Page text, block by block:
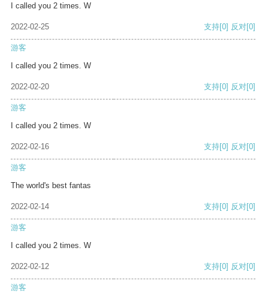
I called you 2 times. W
2022-02-25 支持[0] 反对[0]
游客
I called you 2 times. W
2022-02-20 支持[0] 反对[0]
游客
I called you 2 times. W
2022-02-16 支持[0] 反对[0]
游客
The world's best fantas
2022-02-14 支持[0] 反对[0]
游客
I called you 2 times. W
2022-02-12 支持[0] 反对[0]
游客